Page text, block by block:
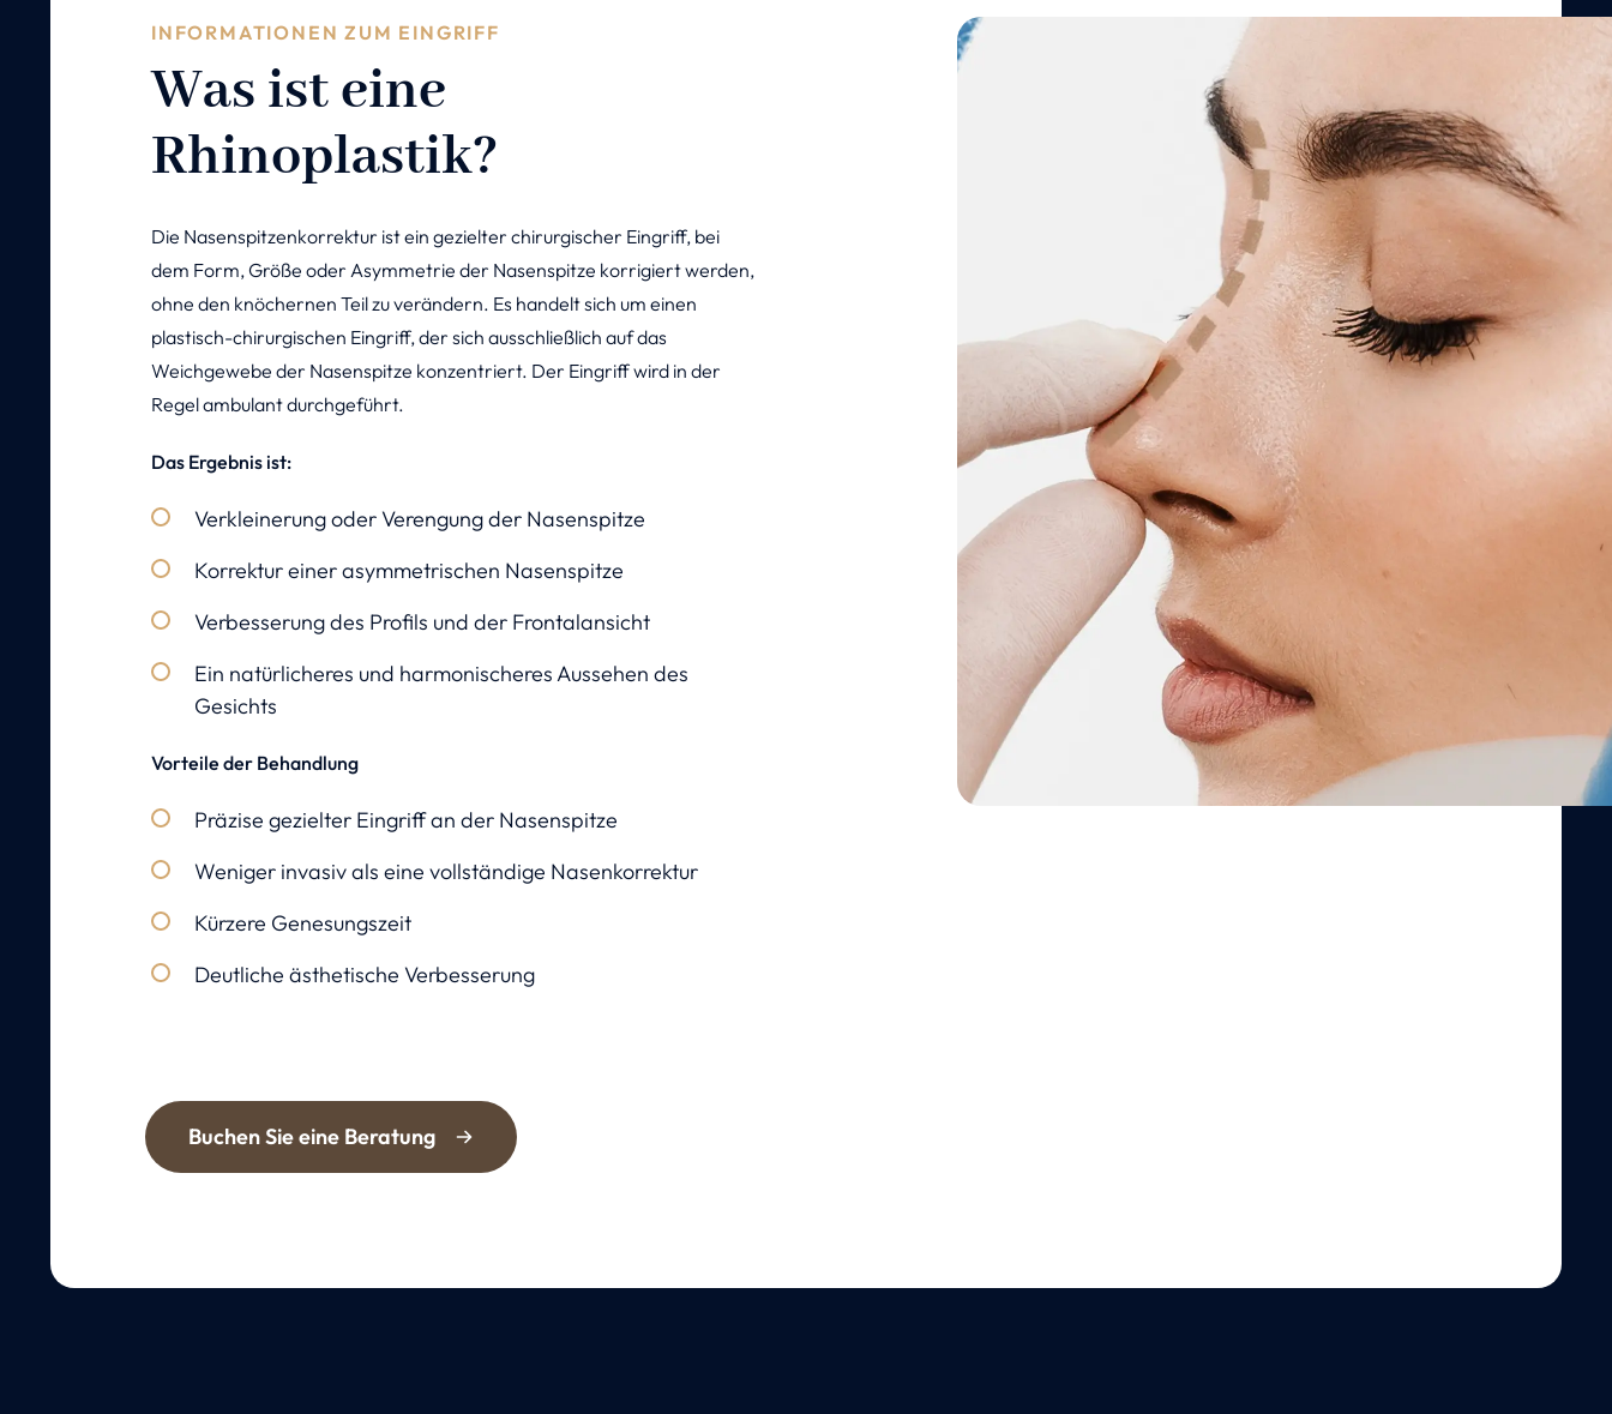
INFORMATIONEN ZUM EINGRIFF
Was ist eine
Rhinoplastik?
Die Nasenspitzenkorrektur ist ein gezielter chirurgischer Eingriff, bei
dem Form, Größe oder Asymmetrie der Nasenspitze korrigiert werden,
ohne den knöchernen Teil zu verändern. Es handelt sich um einen
plastisch-chirurgischen Eingriff, der sich ausschließlich auf das
Weichgewebe der Nasenspitze konzentriert. Der Eingriff wird in der
Regel ambulant durchgeführt.
Das Ergebnis ist:
Verkleinerung oder Verengung der Nasenspitze
Korrektur einer asymmetrischen Nasenspitze
Verbesserung des Profils und der Frontalansicht
Ein natürlicheres und harmonischeres Aussehen des
Gesichts
Vorteile der Behandlung
Präzise gezielter Eingriff an der Nasenspitze
Weniger invasiv als eine vollständige Nasenkorrektur
Kürzere Genesungszeit
Deutliche ästhetische Verbesserung
Buchen Sie eine Beratung